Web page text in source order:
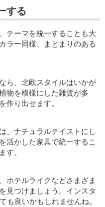
する
テーマを統一することも大
ラー同様、まとまりのある
ら、北欧スタイルはいかが
物を模様にした雑貨が多
作り出せます。
、ナチュラルテイストにし
活かした家具で統一するこ
す。
ホテルライクなどさまざま
見つけましょう。インスタ
も良いかもしれませんね。